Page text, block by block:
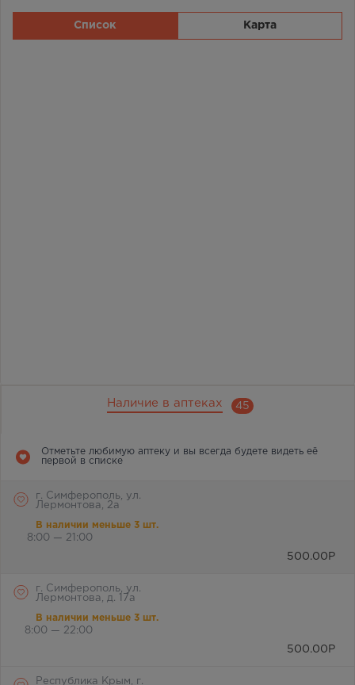
Наличие в аптеках 45
Отметьте любимую аптеку и вы всегда будете видеть её
первой в списке
г. Симферополь, ул.
Лермонтова, 2а
В наличии меньше 3 шт.
8:00 — 21:00
500.00 Р
г. Симферополь, ул.
Лермонтова, д. 17а
В наличии меньше 3 шт.
8:00 — 22:00
500.00 Р
Республика Крым, г.
Список Карта